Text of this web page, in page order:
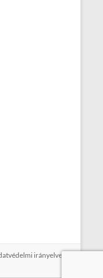
irányelvek